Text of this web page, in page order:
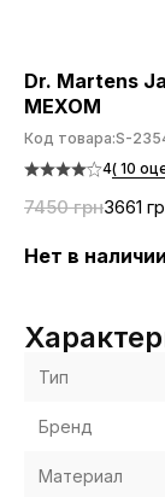
Dr. Martens
МЕХОМ
Код товара:S-
4( 10
7450 грн3661
Нет в наличии
Тип
Бренд
Материал